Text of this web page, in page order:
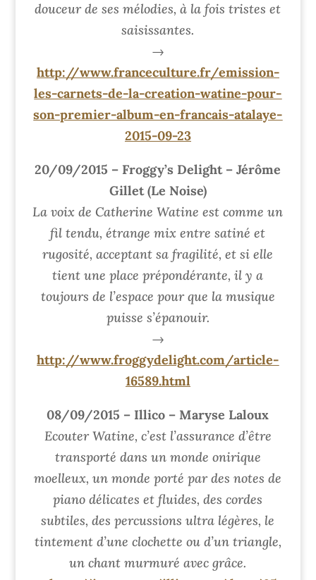
douceur de ses mélodies, à la fois tristes et
saisissantes.
→
http://www.franceculture.fr/emission-
les-carnets-de-la-creation-watine-pour-
son-premier-album-en-francais-atalaye-
2015-09-23
20/09/2015 – Froggy’s Delight – Jérôme
Gillet (Le Noise)
La voix de Catherine Watine est comme un
fil tendu, étrange mix entre satiné et
rugosité, acceptant sa fragilité, et si elle
tient une place prépondérante, il y a
toujours de l’espace pour que la musique
puisse s’épanouir.
→
http://www.froggydelight.com/article-
16589.html
08/09/2015 – Illico – Maryse Laloux
Ecouter Watine, c’est l’assurance d’être
transporté dans un monde onirique
moelleux, un monde porté par des notes de
piano délicates et fluides, des cordes
subtiles, des percussions ultra légères, le
tintement d’une clochette ou d’un triangle,
un chant murmuré avec grâce.